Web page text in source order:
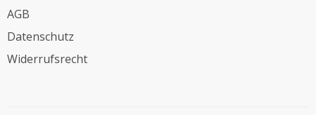
AGB
Datenschutz
Widerrufsrecht